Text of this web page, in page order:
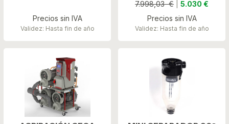
Precios sin IVA
Validez: Hasta fin de año
7.998,03 €
5.030 €
Precios sin IVA
Validez: Hasta fin de año